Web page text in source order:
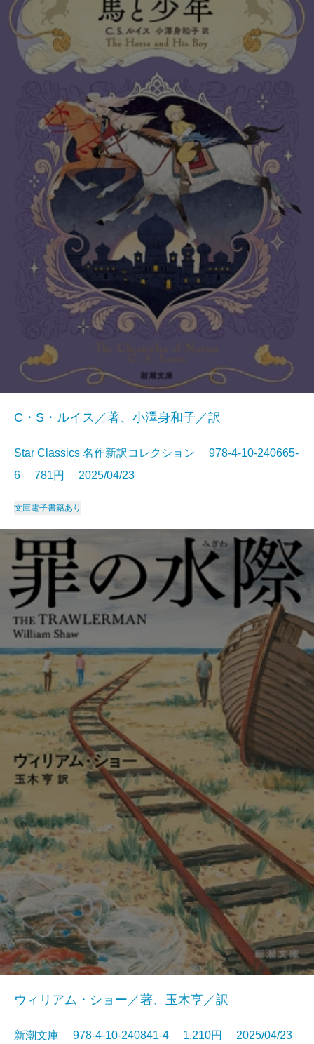
C・S・ルイス／著、小澤身和子／訳
Star Classics 名作新訳コレクション 978-4-10-240665-
6 781円 2025/04/23
文庫電子書籍あり
ウィリアム・ショー／著、玉木亨／訳
新潮文庫 978-4-10-240841-4 1,210円 2025/04/23